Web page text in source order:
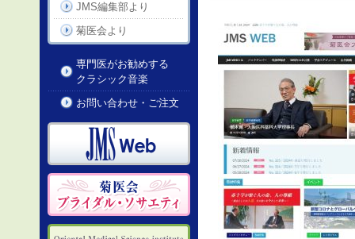
JMS編集部より
菊医会より
専門医がお勧めする
クラシック音楽
お問い合わせ・ご注文